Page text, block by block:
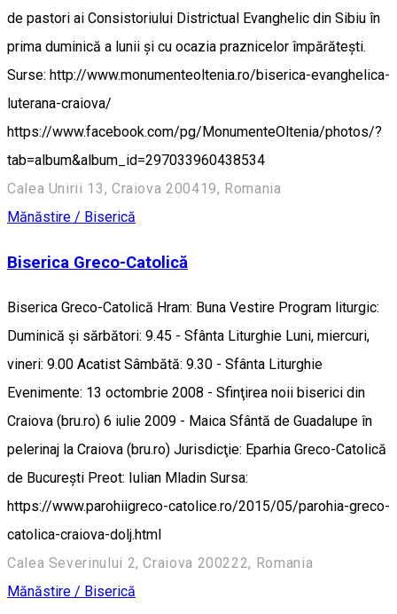
de pastori ai Consistoriului Districtual Evanghelic din Sibiu în
prima duminică a lunii și cu ocazia praznicelor împărătești.
Surse: http://www.monumenteoltenia.ro/biserica-evanghelica-
luterana-craiova/
https://www.facebook.com/pg/MonumenteOltenia/photos/?
tab=album&album_id=297033960438534
Calea Unirii 13, Craiova 200419, Romania
Mănăstire / Biserică
Biserica Greco-Catolică
Biserica Greco-Catolică Hram: Buna Vestire Program liturgic:
Duminică și sărbători: 9.45 - Sfânta Liturghie Luni, miercuri,
vineri: 9.00 Acatist Sâmbătă: 9.30 - Sfânta Liturghie
Evenimente: 13 octombrie 2008 - Sfinţirea noii biserici din
Craiova (bru.ro) 6 iulie 2009 - Maica Sfântă de Guadalupe în
pelerinaj la Craiova (bru.ro) Jurisdicţie: Eparhia Greco-Catolică
de Bucureşti Preot: Iulian Mladin Sursa:
https://www.parohiigreco-catolice.ro/2015/05/parohia-greco-
catolica-craiova-dolj.html
Calea Severinului 2, Craiova 200222, Romania
Mănăstire / Biserică